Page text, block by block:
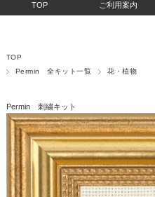
TOP ご利用案内
TOP
Permin 全キット一覧
花・植物
Permin 刺繍キット